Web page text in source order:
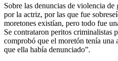
Sobre las denuncias de violencia de
por la actriz, por las que fue
moretones existían, pero todo fue
Se contrataron peritos criminalistas
comprobó que el moretón tenía una
que ella había denunciado”.